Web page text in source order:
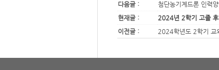
다음글 :
첨단농기계드론 인력
현재글 :
2024년 2학기 고졸
이전글 :
2024학년도 2학기 교